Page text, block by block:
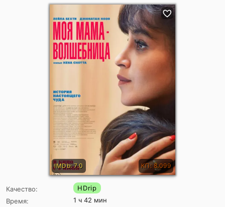
IMDb: 7.0 КП: 8.099
Качество:
HDrip
Время:
1 ч 42 мин